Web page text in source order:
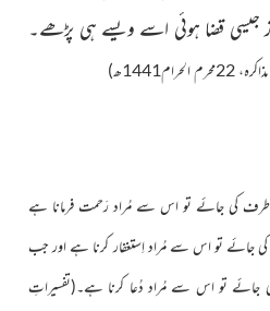
جیسی قضا ہوئی اسے ویسے ہی پڑھے۔
کی جائے تو اس سے مُراد رَحمت فرمانا ہے
تو اس سے مُراد اِستغفار کرنا ہے اور جب
تو اس سے مُراد دُعا کرنا ہے۔(تفسیراتِ